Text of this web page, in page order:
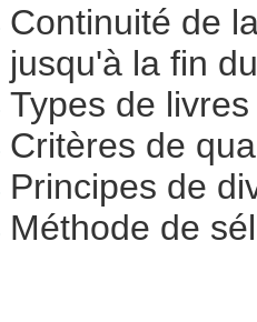
Continuité de
jusqu'à la fin
Types de
Critères de
Principes de
Méthode de